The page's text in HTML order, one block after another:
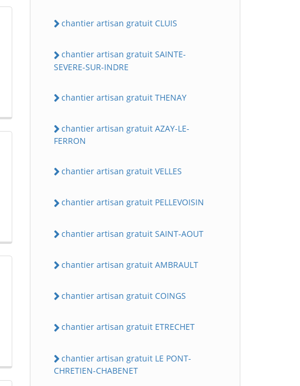
chantier artisan gratuit CLUIS
chantier artisan gratuit SAINTE-
SEVERE-SUR-INDRE
chantier artisan gratuit THENAY
chantier artisan gratuit AZAY-LE-
FERRON
chantier artisan gratuit VELLES
chantier artisan gratuit PELLEVOISIN
chantier artisan gratuit SAINT-AOUT
chantier artisan gratuit AMBRAULT
chantier artisan gratuit COINGS
chantier artisan gratuit ETRECHET
chantier artisan gratuit LE PONT-
CHRETIEN-CHABENET